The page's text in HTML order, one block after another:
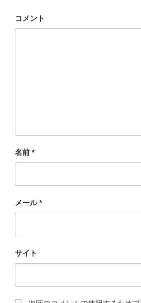
コメント
名前 *
メール*
サイト